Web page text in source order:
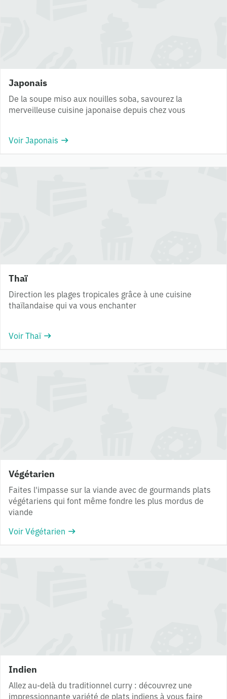
Japonais
De la soupe miso aux nouilles soba, savourez la
merveilleuse cuisine japonaise depuis chez vous
Voir Japonais
Thaï
Direction les plages tropicales grâce à une cuisine
thaïlandaise qui va vous enchanter
Voir Thaï
Végétarien
Faites l'impasse sur la viande avec de gourmands plats
végétariens qui font même fondre les plus mordus de
viande
Voir Végétarien
Indien
Allez au-delà du traditionnel curry : découvrez une
impressionnante variété de plats indiens à vous faire